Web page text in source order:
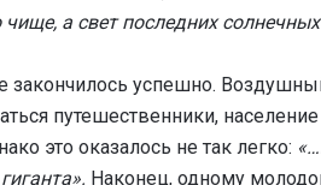
чище, а свет последних
закончилось успешно.
путешественники,
это оказалось не так легко:
Наконец, одному